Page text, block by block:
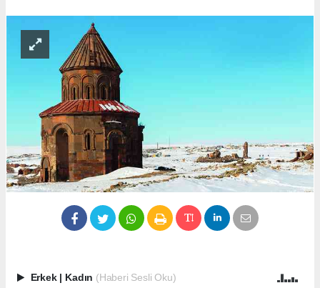
Erkek Kadın (Haberi Sesli Oku)